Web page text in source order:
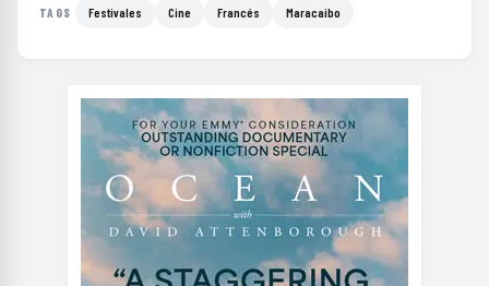
TAGS Festivales Cine Francés Maracaibo